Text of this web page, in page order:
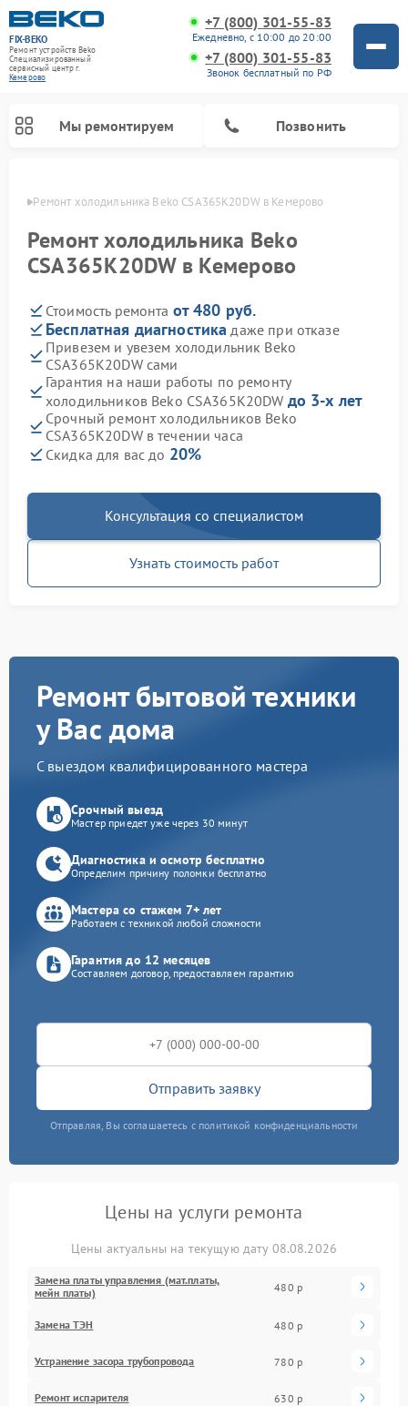
FIX-BEKO
Ремонт устройств Beko
Специализированный
cервисный центр г.
Кемерово
+7 (800) 301-55-83
Ежедневно, с 10:00 до 20:00
+7 (800) 301-55-83
Звонок бесплатный по РФ
Мы ремонтируем Позвонить
Ремонт холодильника Beko CSA365K20DW в Кемерово
Ремонт холодильника Beko
CSA365K20DW в Кемерово
Стоимость ремонта от 480 руб.
Бесплатная диагностика даже при отказе
Привезем и увезем холодильник Beko
CSA365K20DW сами
Гарантия на наши работы по ремонту
холодильников Beko CSA365K20DW до 3-х лет
Срочный ремонт холодильников Beko
CSA365K20DW в течении часа
Скидка для вас до 20%
Консультация со специалистом
Узнать стоимость работ
Ремонт бытовой техники
у Вас дома
С выездом квалифицированного мастера
Срочный выезд
Мастер приедет уже через 30 минут
Диагностика и осмотр бесплатно
Определим причину поломки бесплатно
Мастера со стажем 7+ лет
Работаем с техникой любой сложности
Гарантия до 12 месяцев
Составляем договор, предоставляем гарантию
Отправить заявку
Отправляя, Вы соглашаетесь с политикой конфиденциальности
Цены на услуги ремонта
Цены актуальны на текущую дату 08.08.2026
Замена платы управления (мат.платы,
мейн платы)
480 р
Замена ТЭН 480 р
Устранение засора трубопровода 780 р
Ремонт испарителя 630 р